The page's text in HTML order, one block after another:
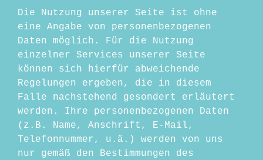
Die Nutzung unserer Seite ist ohne
eine Angabe von personenbezogenen
Daten möglich. Für die Nutzung
einzelner Services unserer Seite
können sich hierfür abweichende
Regelungen ergeben, die in diesem
Falle nachstehend gesondert erläutert
werden. Ihre personenbezogenen Daten
(z.B. Name, Anschrift, E-Mail,
Telefonnummer, u.ä.) werden von uns
nur gemäß den Bestimmungen des